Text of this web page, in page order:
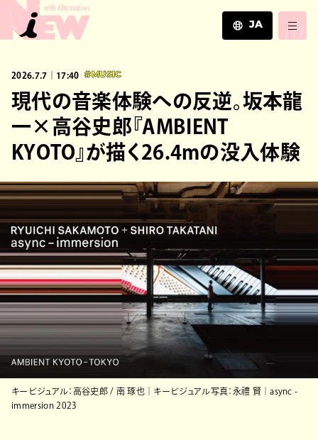
JA
ZH
2026.7.7｜17:40 #MUSIC
現代の音楽体験への反逆。坂本龍
一×高谷史郎『AMBIENT
KYOTO』が描く26.4mの没入体験
キービジュアル：高谷史郎 / 南 琢也｜キービジュアル写真：永禮 賢｜async -
immersion 2023